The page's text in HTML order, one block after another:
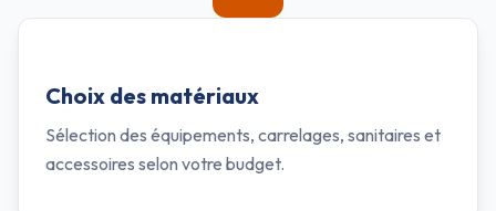
Choix des matériaux
Sélection des équipements, carrelages, sanitaires et
accessoires selon votre budget.